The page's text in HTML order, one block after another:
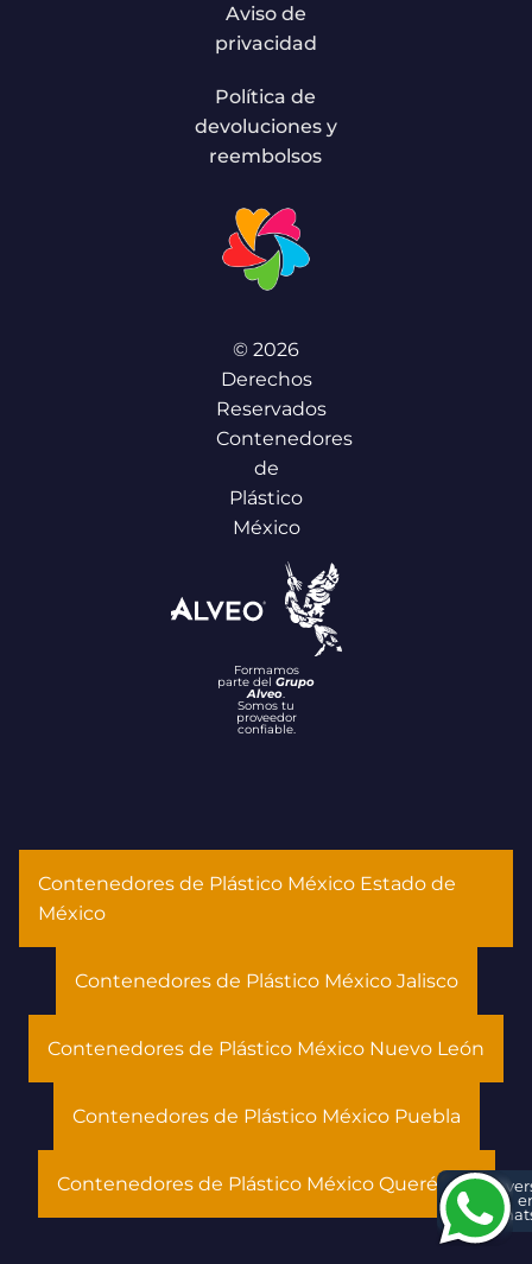
Aviso de
privacidad
Política de
devoluciones y
reembolsos
© 2026
Derechos
Reservados
Contenedores
de
Plástico
México
Formamos
parte del Grupo
Alveo.
Somos tu
proveedor
confiable.
Contenedores de Plástico México Estado de
México
Contenedores de Plástico México Jalisco
Contenedores de Plástico México Nuevo León
Contenedores de Plástico México Puebla
Contenedores de Plástico México Querétaro